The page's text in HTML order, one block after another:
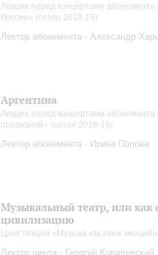
Лекции перед концертами
России» (сезон 2018-19)
Лектор абонемента - Александр
Аргентина
Лекции перед концертами
признаний» (сезон 2018-19)
Лектор абонемента - Ирина Попова
Музыкальный театр, или как
цивилизацию
Цикл лекций «Музыка как язык эмоций»
Лектор цикла - Георгий Ковалевский